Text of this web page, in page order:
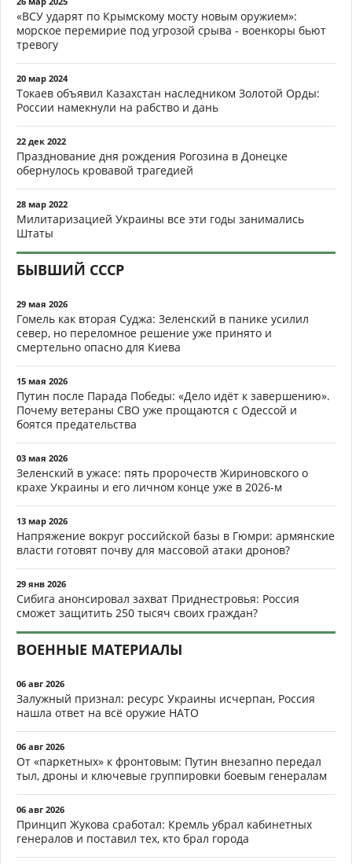
«ВСУ ударят по Крымскому мосту новым оружием»:
морское перемирие под угрозой срыва - военкоры бьют
тревогу
20 мар 2024
Токаев объявил Казахстан наследником Золотой Орды:
России намекнули на рабство и дань
22 дек 2022
Празднование дня рождения Рогозина в Донецке
обернулось кровавой трагедией
28 мар 2022
Милитаризацией Украины все эти годы занимались
Штаты
БЫВШИЙ СССР
29 мая 2026
Гомель как вторая Суджа: Зеленский в панике усилил
север, но переломное решение уже принято и
смертельно опасно для Киева
15 мая 2026
Путин после Парада Победы: «Дело идёт к завершению».
Почему ветераны СВО уже прощаются с Одессой и
боятся предательства
03 мая 2026
Зеленский в ужасе: пять пророчеств Жириновского о
крахе Украины и его личном конце уже в 2026-м
13 мар 2026
Напряжение вокруг российской базы в Гюмри: армянские
власти готовят почву для массовой атаки дронов?
29 янв 2026
Сибига анонсировал захват Приднестровья: Россия
сможет защитить 250 тысяч своих граждан?
ВОЕННЫЕ МАТЕРИАЛЫ
06 авг 2026
Залужный признал: ресурс Украины исчерпан, Россия
нашла ответ на всё оружие НАТО
06 авг 2026
От «паркетных» к фронтовым: Путин внезапно передал
тыл, дроны и ключевые группировки боевым генералам
06 авг 2026
Принцип Жукова сработал: Кремль убрал кабинетных
генералов и поставил тех, кто брал города